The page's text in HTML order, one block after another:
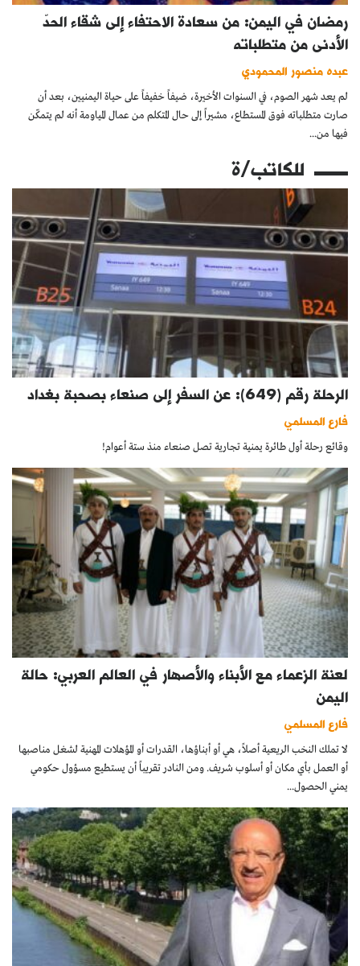
رمضان في اليمن: من سعادة الاحتفاء إلى شقاء الحدّ
الأدنى من متطلباته
عبده منصور المحمودي
لم يعد شهر الصوم، في السنوات الأخيرة، ضيفاً خفيفاً على حياة اليمنيين، بعد أن
صارت متطلباته فوق المستطاع، مشيراً إلى حال المتكلم من عمال المياومة أنه لم يتمكّن
فيها من...
للكاتب/ة
الرحلة رقم (649): عن السفر إلى صنعاء بصحبة بغداد
فارع المسلمي
وقائع رحلة أول طائرة يمنية تجارية تصل صنعاء منذ ستة أعوام!
لعنة الزعماء مع الأبناء والأصهار في العالم العربي: حالة
اليمن
فارع المسلمي
لا تملك النخب الريعية أصلاً، هي أو أبناؤها، القدرات أو المؤهلات المهنية لشغل مناصبها
أو العمل بأي مكان أو أسلوب شريف. ومن النادر تقريباً أن يستطيع مسؤول حكومي
يمني الحصول...